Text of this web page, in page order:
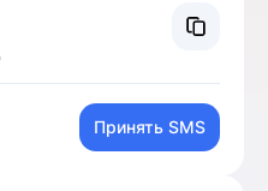
Принять SMS